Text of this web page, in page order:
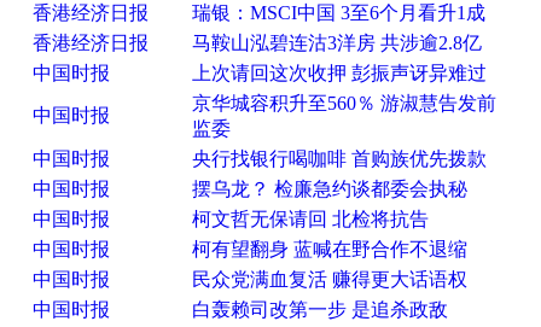
香港经济日报
瑞银：MSCI中国 3至6个月看升1成
香港经济日报
马鞍山泓碧连沽3洋房 共涉逾2.8亿
中国时报
上次请回这次收押 彭振声讶异难过
中国时报
京华城容积升至560％ 游淑慧告发前
监委
中国时报
央行找银行喝咖啡 首购族优先拨款
中国时报
摆乌龙？ 检廉急约谈都委会执秘
中国时报
柯文哲无保请回 北检将抗告
中国时报
柯有望翻身 蓝喊在野合作不退缩
中国时报
民众党满血复活 赚得更大话语权
中国时报
白轰赖司改第一步 是追杀政敌